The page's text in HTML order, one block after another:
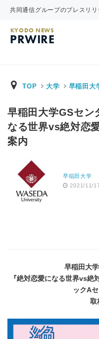
共同通信グループのプレスリ
KYODO NEWS
PRWIRE
TOP 大学 早稲田大
早稲田大学GSセン
なる世界vs絶対恋
案内
早稲田大学
2021/11/
早稲田大
『絶対恋愛になる世界vs
ックA
取